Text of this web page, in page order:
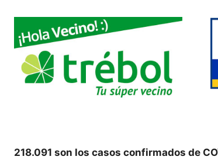
218.091 son los casos confirmados de